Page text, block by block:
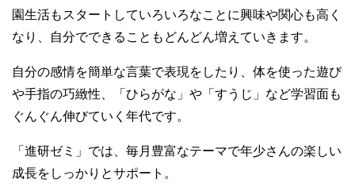
園生活もスタートしていろいろなことに興味や関心も高く
なり、自分でできることもどんどん増えていきます。
自分の感情を簡単な言葉で表現をしたり、体を使った遊び
や手指の巧緻性、「ひらがな」や「すうじ」など学習面も
ぐんぐん伸びていく年代です。
「進研ゼミ」では、毎月豊富なテーマで年少さんの楽しい
成長をしっかりとサポート。